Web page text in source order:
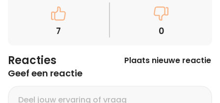
7 0
Reacties Plaats nieuwe reactie
Geef een reactie